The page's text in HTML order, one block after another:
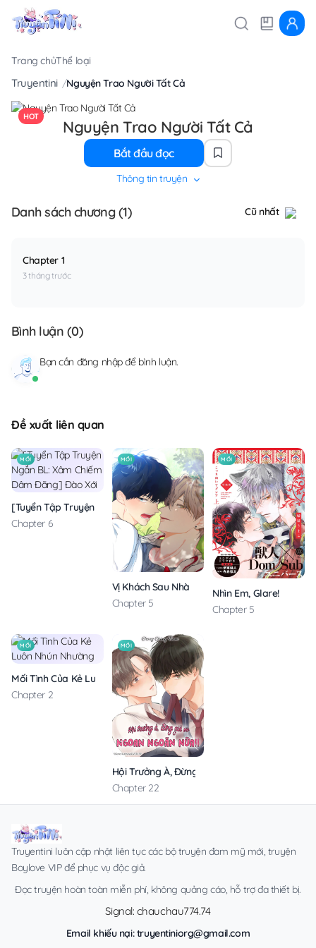
Trang chủThể loại
Truyentini Nguyện Trao Người Tất Cả
HOT
Nguyện Trao Người Tất Cả
Bắt đầu đọc
Thông tin truyện
Danh sách chương (1) Cũ nhất
Chapter 1
3 tháng trước
Bình luận (0)
Bạn cần đăng nhậpđể bình luận.
Đề xuất liên quan
MỚI
[Tuyển Tập Truyện Ngắn BL: Xâm Chiếm Dâm Đãng] Đào Xới
Chapter 6
MỚI
Vị Khách Sau Nhà
Chapter 5
MỚI
Nhìn Em, Glare!
Chapter 5
MỚI
Mối Tình Của Kẻ Luôn Nhún Nhường
Chapter 2
MỚI
Hội Trưởng À, Đừng Giả Vờ Ngoan Ngoãn
Chapter 22
Truyentini luôn cập nhật liên tục các bộ truyện đam mỹ mới, truyện
Boylove VIP để phục vụ độc giả.
Đọc truyện hoàn toàn miễn phí, không quảng cáo, hỗ trợ đa thiết bị.
Signal: chauchau774.74
Email khiếu nại:truyentiniorg@gmail.com